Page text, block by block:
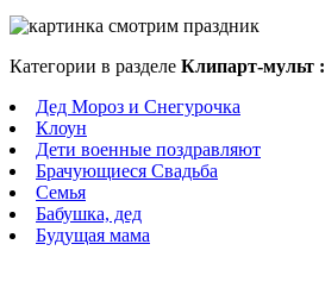
Категории в разделе Клипарт-мульт :
Дед Мороз и Снегурочка
Клоун
Дети военные поздравляют
Брачующиеся Свадьба
Семья
Бабушка, дед
Будущая мама